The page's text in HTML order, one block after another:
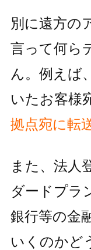
別に遠方の
言って何ら
ん。例えば
いたお客様
拠点宛に転
また、法人
ダードプラ
銀行等の金
いくのかど